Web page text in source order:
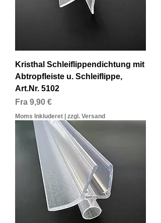
Kristhal Schleiflippendichtung mit
Abtropfleiste u. Schleiflippe,
Art.Nr. 5102
Fra 9,90 €
Salgspris
Moms Inkluderet zzgl. Versand